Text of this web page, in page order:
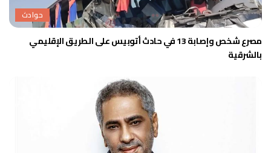
حوادث
مصرع شخص وإصابة 13 في حادث أتوبيس على الطريق الإقليمي
بالشرقية